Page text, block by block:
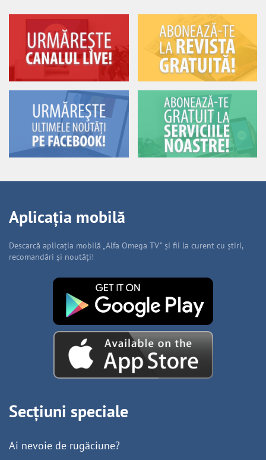
Aplicația mobilă
Descarcă aplicația mobilă „Alfa Omega TV” și fii la curent cu știri,
recomandări și noutăți!
Secțiuni speciale
Ai nevoie de rugăciune?